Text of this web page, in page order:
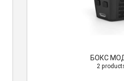
БОКС
2